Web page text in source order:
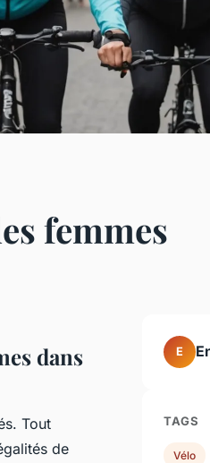
femmes
dans
Tout
de
E
TAGS
Vélo